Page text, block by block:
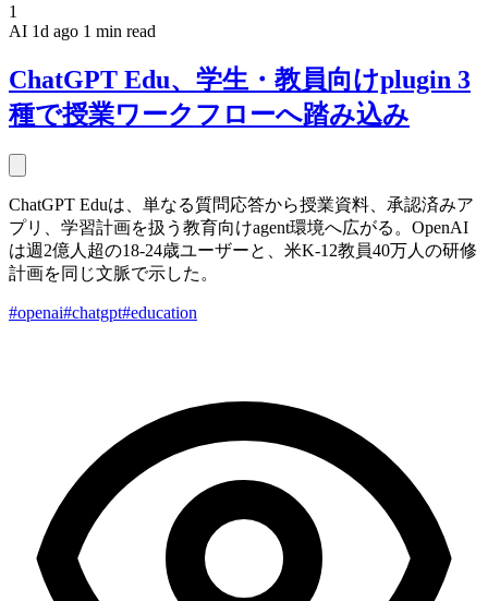
1
AI 1d ago 1 min read
ChatGPT Edu、学生・教員向けplugin 3
種で授業ワークフローへ踏み込み
ChatGPT Eduは、単なる質問応答から授業資料、承認済みア
プリ、学習計画を扱う教育向けagent環境へ広がる。OpenAI
は週2億人超の18-24歳ユーザーと、米K-12教員40万人の研修
計画を同じ文脈で示した。
#openai#chatgpt#education